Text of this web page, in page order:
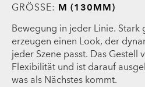
GRÖSSE: M (130MM)
Bewegung in jeder Linie. Stark
erzeugen einen Look, der
jeder Szene passt. Das Gestell
Flexibilität und ist darauf
was als Nächstes kommt.